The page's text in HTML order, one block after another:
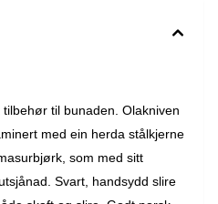
til bunaden. Olakniven
med ein herda stålkjerne
som med sitt
Svart, handsydd slire